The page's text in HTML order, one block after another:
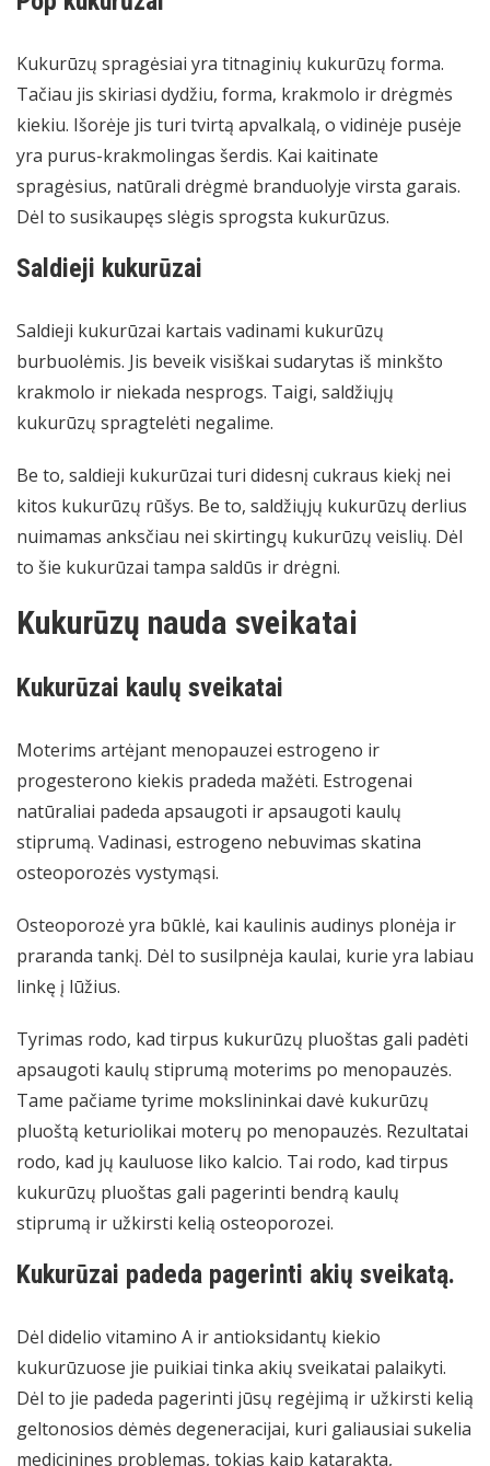
Kukurūzų spragėsiai yra titnaginių kukurūzų forma.
Tačiau jis skiriasi dydžiu, forma, krakmolo ir drėgmės
kiekiu. Išorėje jis turi tvirtą apvalkalą, o vidinėje pusėje
yra purus-krakmolingas šerdis. Kai kaitinate
spragėsius, natūrali drėgmė branduolyje virsta garais.
Dėl to susikaupęs slėgis sprogsta kukurūzus.
Saldieji kukurūzai
Saldieji kukurūzai kartais vadinami kukurūzų
burbuolėmis. Jis beveik visiškai sudarytas iš minkšto
krakmolo ir niekada nesprogs. Taigi, saldžiųjų
kukurūzų spragtelėti negalime.
Be to, saldieji kukurūzai turi didesnį cukraus kiekį nei
kitos kukurūzų rūšys. Be to, saldžiųjų kukurūzų derlius
nuimamas anksčiau nei skirtingų kukurūzų veislių. Dėl
to šie kukurūzai tampa saldūs ir drėgni.
Kukurūzų nauda sveikatai
Kukurūzai kaulų sveikatai
Moterims artėjant menopauzei estrogeno ir
progesterono kiekis pradeda mažėti. Estrogenai
natūraliai padeda apsaugoti ir apsaugoti kaulų
stiprumą. Vadinasi, estrogeno nebuvimas skatina
osteoporozės vystymąsi.
Osteoporozė yra būklė, kai kaulinis audinys plonėja ir
praranda tankį. Dėl to susilpnėja kaulai, kurie yra labiau
linkę į lūžius.
Tyrimas rodo, kad tirpus kukurūzų pluoštas gali padėti
apsaugoti kaulų stiprumą moterims po menopauzės.
Tame pačiame tyrime mokslininkai davė kukurūzų
pluoštą keturiolikai moterų po menopauzės. Rezultatai
rodo, kad jų kauluose liko kalcio. Tai rodo, kad tirpus
kukurūzų pluoštas gali pagerinti bendrą kaulų
stiprumą ir užkirsti kelią osteoporozei.
Kukurūzai padeda pagerinti akių sveikatą.
Dėl didelio vitamino A ir antioksidantų kiekio
kukurūzuose jie puikiai tinka akių sveikatai palaikyti.
Dėl to jie padeda pagerinti jūsų regėjimą ir užkirsti kelią
geltonosios dėmės degeneracijai, kuri galiausiai sukelia
medicinines problemas, tokias kaip katarakta,